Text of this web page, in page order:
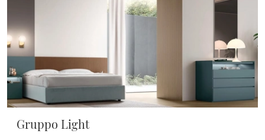
Gruppo Light